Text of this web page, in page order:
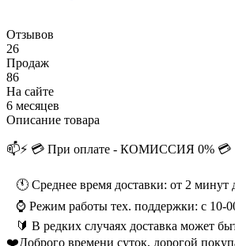
Отзывов
26
Продаж
86
На сайте
6 месяцев
Описание товара
📫⚡ 💳 При оплате - КОМИССИЯ 0% 💳
⠀🕚 Среднее время доставки: от 2 минут
⠀⌚️ Режим работы тех. поддержки: с
⠀🔰 В редких случаях доставка может
❤️Доброго времени суток, дорогой